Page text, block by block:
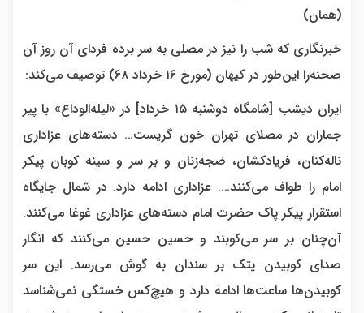
(همان)
خبرنگاری که شب را نیز در مصلی به سر برده فردای آن روز آن
صحنه‌را این‌طور در کیهان (مورخ ۱۶ خرداد ۶۸) توصیف می‌کند:
ایران دیشب [شامگاه دوشنبه ۱۵ خرداد] در «لیله‌الوداع» با پیر
جماران در مصلای تهران خون گریست… دسته‌های عزاداری
ناله‌کنان، فریادکشان، ضجه‌زنان و بر سر و سینه کوبان پیکر
امام را طواف می‌کنند…. عزاداری ادامه دارد. در شمال جایگاه
استقرار پیکر پاک حضرت امام دسته‌های عزاداری غوغا می‌کنند.
آن‌چنان بر سر می‌کوبند و حسین حسین می‌کنند که انگار
صدای کوبیدن پتک بر سندان به گوش می‌رسد. این سر
کوبیدن‌ها ساعت‌ها ادامه دارد و هیچ‌کس خستگی نمی‌شناسد